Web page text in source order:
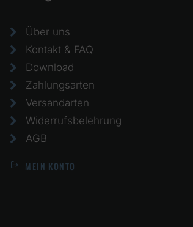
Über uns
Kontakt & FAQ
Download
Zahlungsarten
Versandarten
Widerrufsbelehrung
AGB
MEIN KONTO